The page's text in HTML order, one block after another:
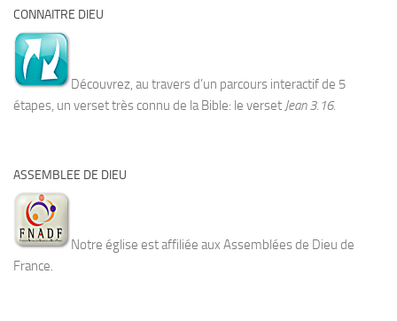
CONNAITRE DIEU
Découvrez, au travers d’un parcours interactif de 5
étapes, un verset très connu de la Bible: le verset Jean 3.16.
ASSEMBLEE DE DIEU
Notre église est affiliée aux Assemblées de Dieu de
France.